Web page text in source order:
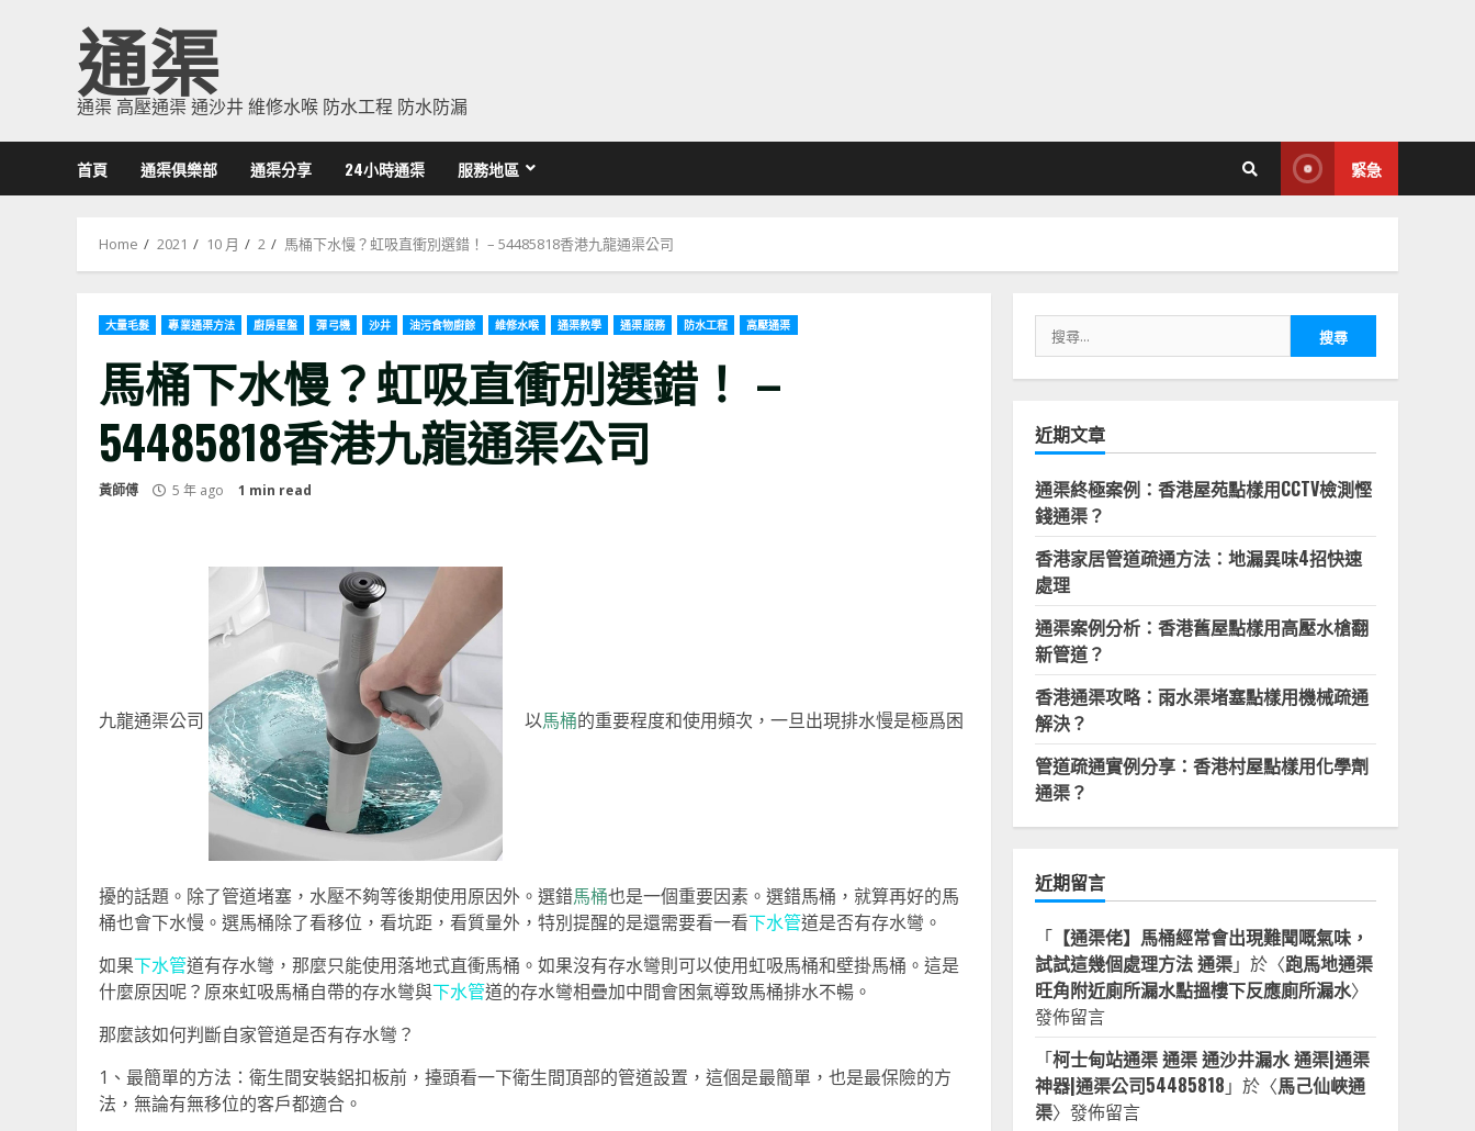
通渠
通渠 高壓通渠 通沙井 維修水喉 防水工程 防水防漏
首頁 通渠俱樂部 通渠分享 24小時通渠 服務地區 緊急
Home 2021 10 月 2 馬桶下水慢？虹吸直衝別選錯！ – 54485818香港九龍通渠公司
大量毛髮 專業通渠方法 廚房星盤 彈弓機 沙井 油污食物廚餘 維修水喉 通渠教學 通渠服務 防水工程 高壓通渠
馬桶下水慢？虹吸直衝別選錯！ –
54485818香港九龍通渠公司
黃師傅 5 年 ago 1 min read
九龍通渠公司 以馬桶的重要程度和使用頻次，一旦出現排水慢是極爲困
擾的話題。除了管道堵塞，水壓不夠等後期使用原因外。選錯馬桶也是一個重要因素。選錯馬桶，就算再好的馬
桶也會下水慢。選馬桶除了看移位，看坑距，看質量外，特別提醒的是還需要看一看下水管道是否有存水彎。
如果下水管道有存水彎，那麼只能使用落地式直衝馬桶。如果沒有存水彎則可以使用虹吸馬桶和壁掛馬桶。這是
什麼原因呢？原來虹吸馬桶自帶的存水彎與下水管道的存水彎相疊加中間會困氣導致馬桶排水不暢。
那麼該如何判斷自家管道是否有存水彎？
1、最簡單的方法：衛生間安裝鋁扣板前，擡頭看一下衛生間頂部的管道設置，這個是最簡單，也是最保險的方
法，無論有無移位的客戶都適合。
尋
關
字:
近期文章
通渠終極案例：香港屋苑點樣用CCTV檢測慳
錢通渠？
香港家居管道疏通方法：地漏異味4招快速
處理
通渠案例分析：香港舊屋點樣用高壓水槍翻
新管道？
香港通渠攻略：雨水渠堵塞點樣用機械疏通
解決？
管道疏通實例分享：香港村屋點樣用化學劑
通渠？
近期留言
「【通渠佬】馬桶經常會出現難聞嘅氣味，
試試這幾個處理方法 通渠」於〈跑馬地通渠
旺角附近廁所漏水點搵樓下反應廁所漏水〉
發佈留言
「柯士甸站通渠 通渠 通沙井漏水 通渠|通渠
神器|通渠公司54485818 」於〈馬己仙峽通
渠〉發佈留言